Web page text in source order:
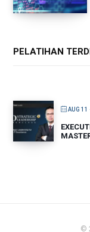
PELATIHAN
AUG
©